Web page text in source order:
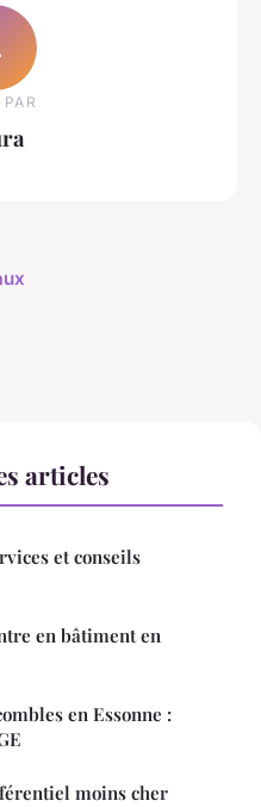
articles
et conseils
en bâtiment en
en Essonne :
moins cher